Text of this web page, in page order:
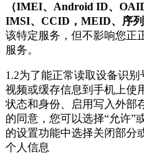
（IMEI、Android ID、
IMSI、CCID，MEID、序列
该特定服务，但不影响您正
服务。
1.2为了能正常读取设备识别
视频或缓存信息到手机上使
状态和身份、启用写入外部
的同意，您可以选择“允许”
的设置功能中选择关闭部分
个人信息